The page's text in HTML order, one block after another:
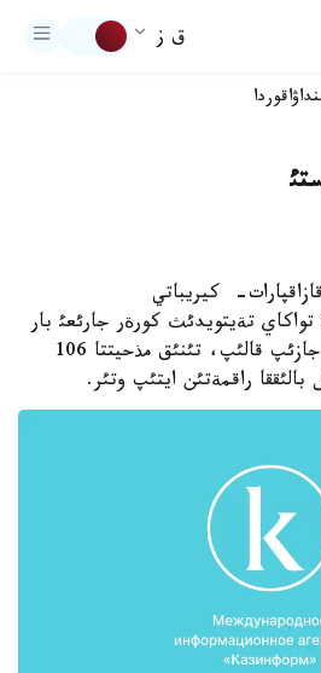
ق ز
اقوردا
قازاقپارات- كيريباتي
تةيتويدئث كورةر جارئعئ بار
ةكةن. بالئقشئلاردان كوز جازئپ قالئپ، تئنئق مذحيتتا 106
راقمةتئن ايتئپ وتئر.